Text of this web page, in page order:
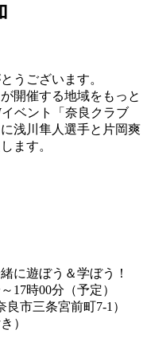
うございます。
開催する地域をもっと
ベント「奈良クラブ
浅川隼人選手と片岡爽
ます。
に遊ぼう＆学ぼう！
17時00分（予定）
市三条宮前町7-1）
）